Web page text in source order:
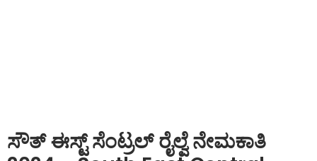
ಸೌತ್ ಈಸ್ಟ್ ಸೆಂಟ್ರಲ್ ರೈಲ್ವೆ ನೇಮಕಾತಿ